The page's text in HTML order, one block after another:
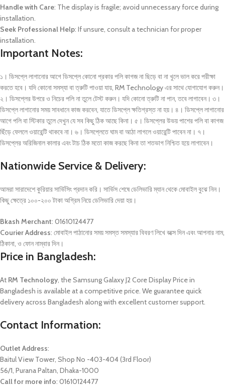
Handle with Care: The display is fragile; avoid unnecessary force during
installation.
Seek Professional Help: If unsure, consult a technician for proper
installation.
Important Notes:
১। ডিসপ্লে লাগানোর আগে ডিসপ্লে কোনো প্রকার পলি কাগজ না ছিড়ে বা না খুলে ভাল করে পরীক্ষা
করতে হবে। যদি কোনো সমস্যা বা ত্রুটি পাওয়া যায়, RM Technology এর সাথে যোগাযোগ করুন।
২। ডিসপ্লের উপরে ও নিচের পলি না তুলে টেস্ট করুন। যদি কোনো ত্রুটি না পান, তবে লাগাবেন। ৩।
ডিসপ্লে লাগানোর সময় সাবধানে কাজ করবেন, যাতে ডিসপ্লে ক্ষতিগ্রস্ত না হয়। ৪। ডিসপ্লে লাগানোর
আগে পলি বা স্টিকার তুলে দেখুন যে সব কিছু ঠিক আছে কিনা। ৫। ডিসপ্লের উভয় পাশের পলি বা কাগজ
ছিঁড়ে ফেললে ওয়ারেন্টি থাকবে না। ৬। ডিসপ্লেতে ঘাম বা আঠা লাগলে ওয়ারেন্টি পাবেন না। ৭।
ডিসপ্লের অরিজিনাল কালার এবং টাচ ঠিক মতো কাজ করছে কিনা তা শতভাগ নিশ্চিত হয়ে লাগাবেন।
Nationwide Service & Delivery:
আমরা সারাদেশে কুরিয়ার সার্ভিসিং প্রদান করি। সার্ভিস শেষে ডেলিভারি ম্যান থেকে মোবাইল বুঝে নিন।
কিছু ক্ষেত্রে ১০০-২০০ টাকা অগ্রিম নিয়ে ডেলিভারি দেয়া হয়।
Bkash Merchant: 01610124477
Courier Address: মোবাইল পাঠানোর সময় সমস্ত সমস্যার বিবরণ লিখে বক্সে দিন এবং আপনার নাম,
ঠিকানা, ও ফোন নাম্বার দিন।
Price in Bangladesh:
At RM Technology, the Samsung Galaxy J2 Core Display Price in
Bangladesh is available at a competitive price. We guarantee quick
delivery across Bangladesh along with excellent customer support.
Contact Information:
Outlet Address:
Baitul View Tower, Shop No -403-404 (3rd Floor)
56/1, Purana Paltan, Dhaka-1000
Call for more info: 01610124477